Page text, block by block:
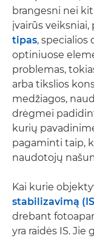
brangesni nei
įvairūs
tipas, specialios
optiniuose
problemas,
arba tikslios
medžiagos,
drėgmei
kurių
pagaminti taip,
naudotojų
Kai kurie
stabilizavimą
drebant
yra raidės IS.